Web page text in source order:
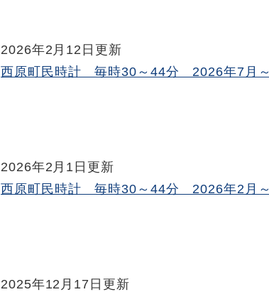
2026年2月12日更新
西原町民時計 毎時30～44分 2026年7月～
2026年2月1日更新
西原町民時計 毎時30～44分 2026年2月～
2025年12月17日更新